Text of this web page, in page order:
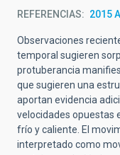
REFERENCIAS 2015
Observaciones
temporal sugieren
protuberancia
que sugieren una
aportan evidencia
velocidades opuestas
frío y caliente. El
interpretado como